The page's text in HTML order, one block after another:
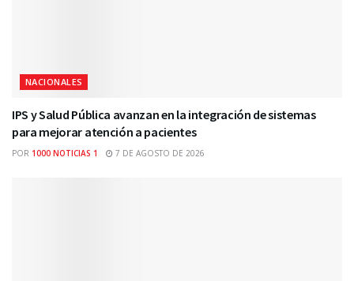
NACIONALES
IPS y Salud Pública avanzan en la integración de sistemas
para mejorar atención a pacientes
POR 1000 NOTICIAS 1 7 DE AGOSTO DE 2026